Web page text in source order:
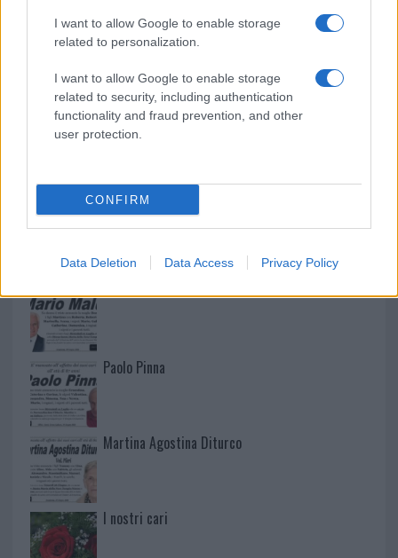
I want to allow Google to enable storage
related to personalization.
I want to allow Google to enable storage
related to security, including authentication
functionality and fraud prevention, and other
user protection.
CONFIRM
Data Deletion Data Access Privacy Policy
Mario Malu
Paolo Pinna
Martina Agostina Diturco
I nostri cari